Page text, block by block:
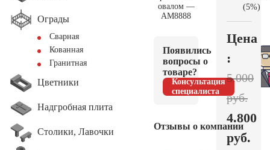
Ограды
Сварная
Кованная
Гранитная
Цветники
Надгробная плита
Столики, Лавочки
Появились
вопросы о
товаре?
Консультация
специалиста
Отзывы о компании
(5%)
Цена
:
5.000
руб.
4.800
руб.